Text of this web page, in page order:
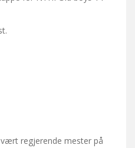
regjerende mester på